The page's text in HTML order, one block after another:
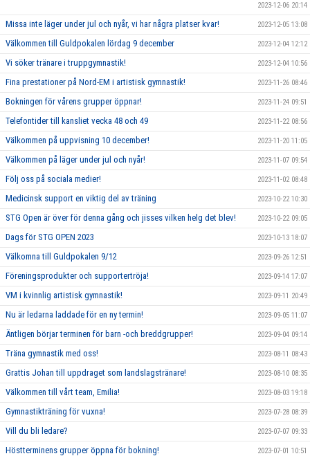
2023-12-06 20:14
Missa inte läger under jul och nyår, vi har några platser kvar! 2023-12-05 13:08
Välkommen till Guldpokalen lördag 9 december 2023-12-04 12:12
Vi söker tränare i truppgymnastik! 2023-12-04 10:56
Fina prestationer på Nord-EM i artistisk gymnastik! 2023-11-26 08:46
Bokningen för vårens grupper öppnar! 2023-11-24 09:51
Telefontider till kansliet vecka 48 och 49 2023-11-22 08:56
Välkommen på uppvisning 10 december! 2023-11-20 11:05
Välkommen på läger under jul och nyår! 2023-11-07 09:54
Följ oss på sociala medier! 2023-11-02 08:48
Medicinsk support en viktig del av träning 2023-10-22 10:30
STG Open är över för denna gång och jisses vilken helg det blev! 2023-10-22 09:05
Dags för STG OPEN 2023 2023-10-13 18:07
Välkomna till Guldpokalen 9/12 2023-09-26 12:51
Föreningsprodukter och supportertröja! 2023-09-14 17:07
VM i kvinnlig artistisk gymnastik! 2023-09-11 20:49
Nu är ledarna laddade för en ny termin! 2023-09-05 11:07
Äntligen börjar terminen för barn -och breddgrupper! 2023-09-04 09:14
Träna gymnastik med oss! 2023-08-11 08:43
Grattis Johan till uppdraget som landslagstränare! 2023-08-10 08:35
Välkommen till vårt team, Emilia! 2023-08-03 19:18
Gymnastikträning för vuxna! 2023-07-28 08:39
Vill du bli ledare? 2023-07-07 09:33
Höstterminens grupper öppna för bokning! 2023-07-01 10:51